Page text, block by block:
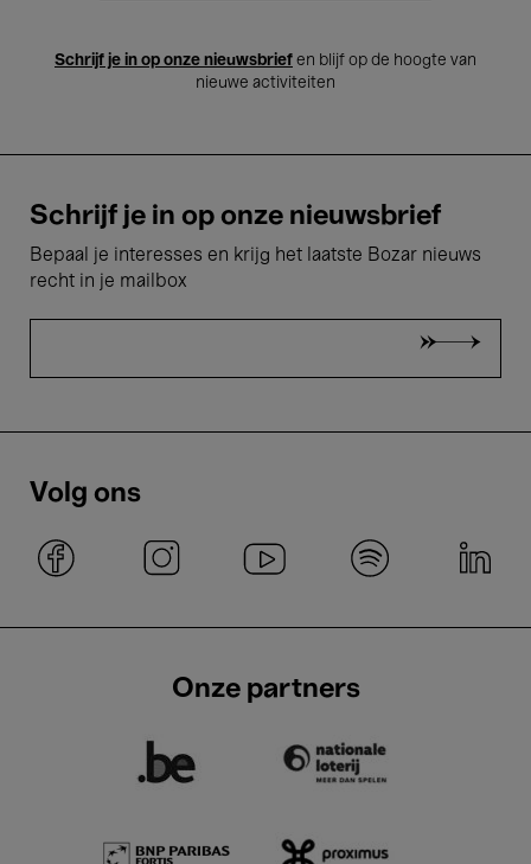
Schrijf je in op onze nieuwsbrief en blijf op de hoogte van
nieuwe activiteiten
Schrijf je in op onze nieuwsbrief
Bepaal je interesses en krijg het laatste Bozar nieuws
recht in je mailbox
Volg ons
Onze partners